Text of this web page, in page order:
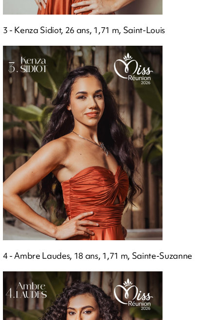
3 - Kenza Sidiot, 26 ans, 1,71 m, Saint-Louis
4 - Ambre Laudes, 18 ans, 1,71 m, Sainte-Suzanne